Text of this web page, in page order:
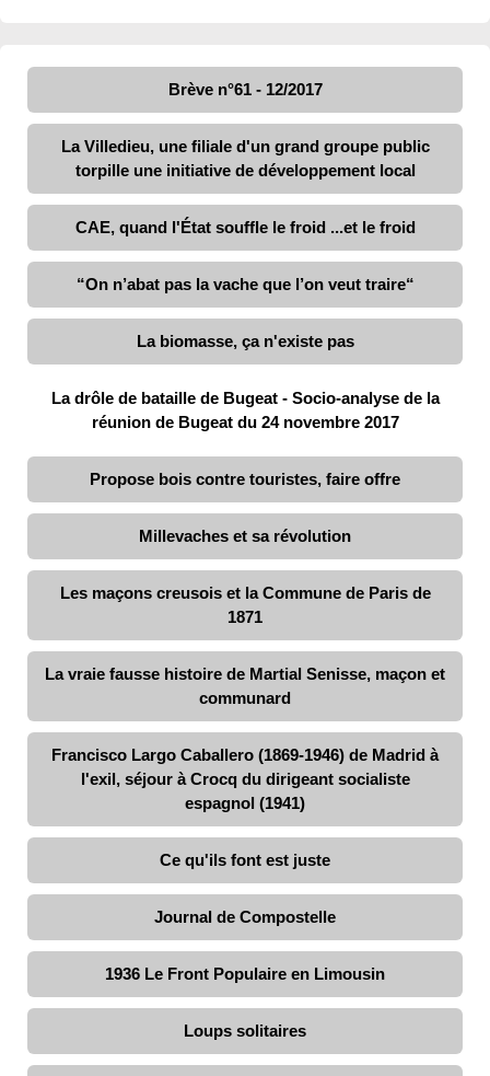
Brève n°61 - 12/2017
La Villedieu, une filiale d'un grand groupe public
torpille une initiative de développement local
CAE, quand l'État souffle le froid ...et le froid
“On n’abat pas la vache que l’on veut traire“
La biomasse, ça n'existe pas
La drôle de bataille de Bugeat - Socio-analyse de la
réunion de Bugeat du 24 novembre 2017
Propose bois contre touristes, faire offre
Millevaches et sa révolution
Les maçons creusois et la Commune de Paris de
1871
La vraie fausse histoire de Martial Senisse, maçon et
communard
Francisco Largo Caballero (1869-1946) de Madrid à
l'exil, séjour à Crocq du dirigeant socialiste
espagnol (1941)
Ce qu'ils font est juste
Journal de Compostelle
1936 Le Front Populaire en Limousin
Loups solitaires